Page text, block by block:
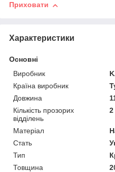
Приховати
Характеристики
Основні
Виробник
Країна виробник
Довжина
Кількість прозорих
відділень
2
Матеріал
Стать
Тип
Товщина